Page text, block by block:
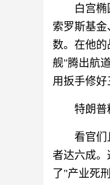
白宫
索罗斯基
数。在他
舰"腾出航
用扳手修好
特朗普
看官们
者达六成。
了"产业死